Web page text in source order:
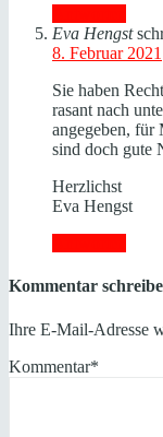
Eva Hengst
8. Februar 2021
Sie haben
rasant nach
angegeben, für
sind doch gute
Herzlichst
Eva Hengst
Kommentar
Ihre E-Mail-Adresse
Kommentar*